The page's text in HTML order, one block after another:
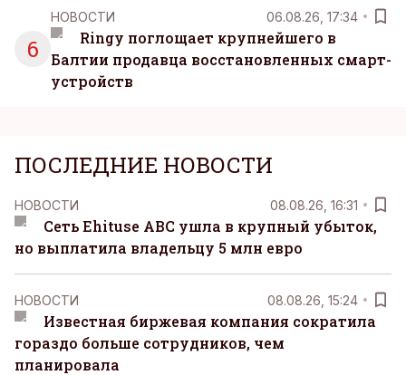
6
НОВОСТИ 06.08.26, 17:34
Ringy поглощает крупнейшего в
Балтии продавца восстановленных смарт-
устройств
ПОСЛЕДНИЕ НОВОСТИ
НОВОСТИ 08.08.26, 16:31
Сеть Ehituse ABC ушла в крупный убыток,
но выплатила владельцу 5 млн евро
НОВОСТИ 08.08.26, 15:24
Известная биржевая компания сократила
гораздо больше сотрудников, чем
планировала